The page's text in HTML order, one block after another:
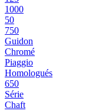
1000
50
750
Guidon
Chromé
Piaggio
Homologués
650
Série
Chaft